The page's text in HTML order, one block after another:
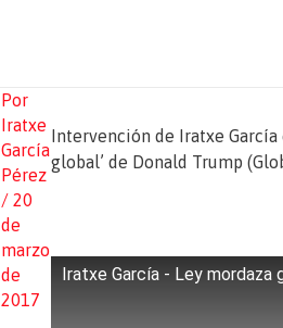
Por
Iratxe
García
Pérez
/20
de
marzo
de
2017
Intervención de Iratxe
global’ de Donald Trump
Iratxe García - Ley mordaza